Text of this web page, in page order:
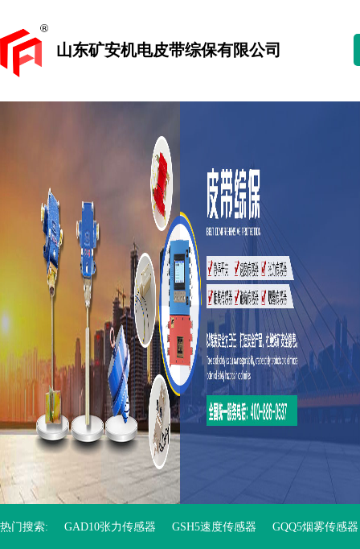
山东矿安机电皮带综保有限公司
热门搜索: GAD10张力传感器 GSH5速度传感器 GQQ5烟雾传感器